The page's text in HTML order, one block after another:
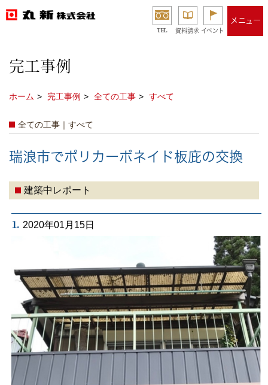
TEL 資料請求 イベント
メニュー
完工事例
ホーム 完工事例 全ての工事 すべて
全ての工事｜すべて
瑞浪市でポリカーボネイド板庇の交換
建築中レポート
1. 2020年01月15日